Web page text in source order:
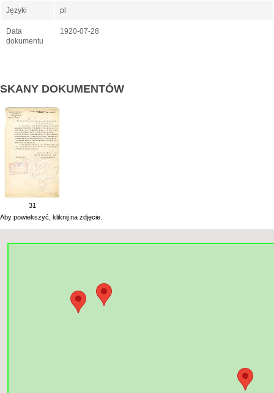
Języki pl
Data
dokumentu
1920-07-28
SKANY DOKUMENTÓW
31
Aby powiekszyć, kliknij na zdjęcie.